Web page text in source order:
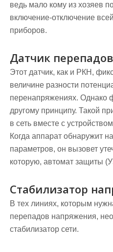
ведь мало кому из хозяев
включение-отключение
приборов.
Датчик
Этот датчик, как и РКН,
величине разности
перенапряжениях. Однако
другому принципу. Такой
в сеть вместе с
Когда аппарат обнаружит
параметров, он вызовет
которую, автомат защиты
Стабилизатор
В тех линиях, которым
перепадов напряжения,
стабилизатор сети.